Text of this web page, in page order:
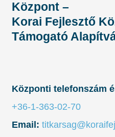
Központ –
Korai Fejlesztő
Támogató
Központi telefonszám
+36-1-363-02-70
Email: